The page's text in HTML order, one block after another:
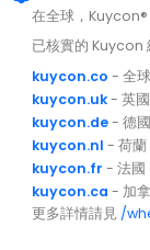
在全球，Kuycon®
已核實的 Kuycon
kuycon.co - 全
kuycon.uk- 英
kuycon.de- 德
kuycon.nl - 荷
kuycon.fr - 法國
kuycon.ca - 加
更多詳情請見 /